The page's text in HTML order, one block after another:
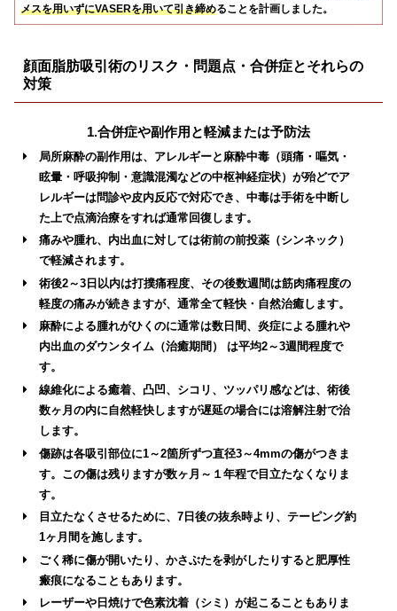
メスを用いずにVASERを用いて引き締めることを計画しました。
顔面脂肪吸引術のリスク・問題点・合併症とそれらの
対策
1.合併症や副作用と軽減または予防法
局所麻酔の副作用は、アレルギーと麻酔中毒（頭痛・嘔気・
眩暈・呼吸抑制・意識混濁などの中枢神経症状）が殆どでア
レルギーは問診や皮内反応で対応でき、中毒は手術を中断し
た上で点滴治療をすれば通常回復します。
痛みや腫れ、内出血に対しては術前の前投薬（シンネック）
で軽減されます。
術後2～3日以内は打撲痛程度、その後数週間は筋肉痛程度の
軽度の痛みが続きますが、通常全て軽快・自然治癒します。
麻酔による腫れがひくのに通常は数日間、炎症による腫れや
内出血のダウンタイム（治癒期間） は平均2～3週間程度で
す。
線維化による癒着、凸凹、シコリ、ツッパリ感などは、術後
数ヶ月の内に自然軽快しますが遅延の場合には溶解注射で治
します。
傷跡は各吸引部位に1～2箇所ずつ直径3～4mmの傷がつきま
す。この傷は残りますが数ヶ月～１年程で目立たなくなりま
す。
目立たなくさせるために、7日後の抜糸時より、テーピング約
1ヶ月間を施します。
ごく稀に傷が開いたり、かさぶたを剥がしたりすると肥厚性
瘢痕になることもあります。
レーザーや日焼けで色素沈着（シミ）が起こることもありま